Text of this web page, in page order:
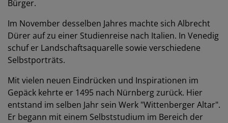
Bürger.
Im November desselben Jahres machte sich Albrecht
Dürer auf zu einer Studienreise nach Italien. In Venedig
schuf er Landschaftsaquarelle sowie verschiedene
Selbstporträts.
Mit vielen neuen Eindrücken und Inspirationen im
Gepäck kehrte er 1495 nach Nürnberg zurück. Hier
entstand im selben Jahr sein Werk "Wittenberger Altar".
Er begann mit einem Selbststudium im Bereich der